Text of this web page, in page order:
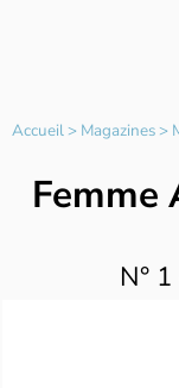
Accueil> Magazines>
Femme
N° 1